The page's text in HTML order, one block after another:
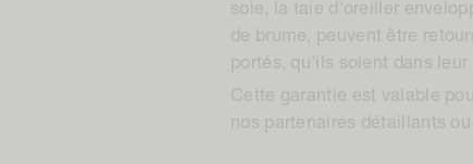
soie, la taie d'oreiller
de brume, peuvent être
portés, qu'ils soient dans
Cette garantie est valable
nos partenaires détaillants